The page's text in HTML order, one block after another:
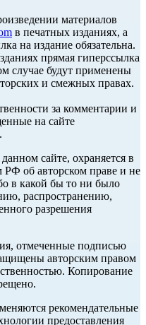
материалов
в печатных изданиях, а
на издание обязательна.
прямая гиперссылка
случае будут применены
и смежных правах.
за комментарии и
на сайте
сайте, охраняется в
РФ об авторском праве и не
в какой бы то ни было
распространению,
разрешения
отмеченные подписью
авторским правом
Копирование
рекомендательные
предоставления